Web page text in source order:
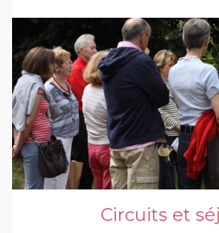
Circuits et